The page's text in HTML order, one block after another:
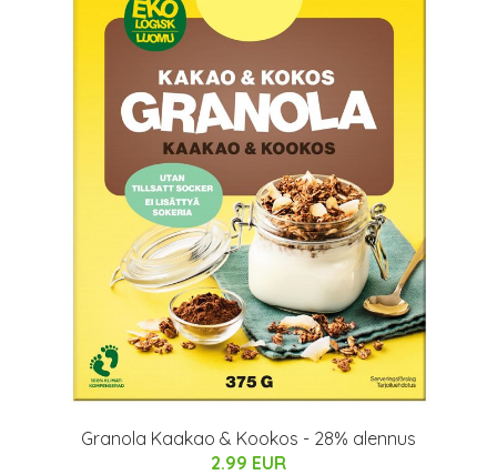
Granola Kaakao & Kookos - 28% alennus
2.99 EUR